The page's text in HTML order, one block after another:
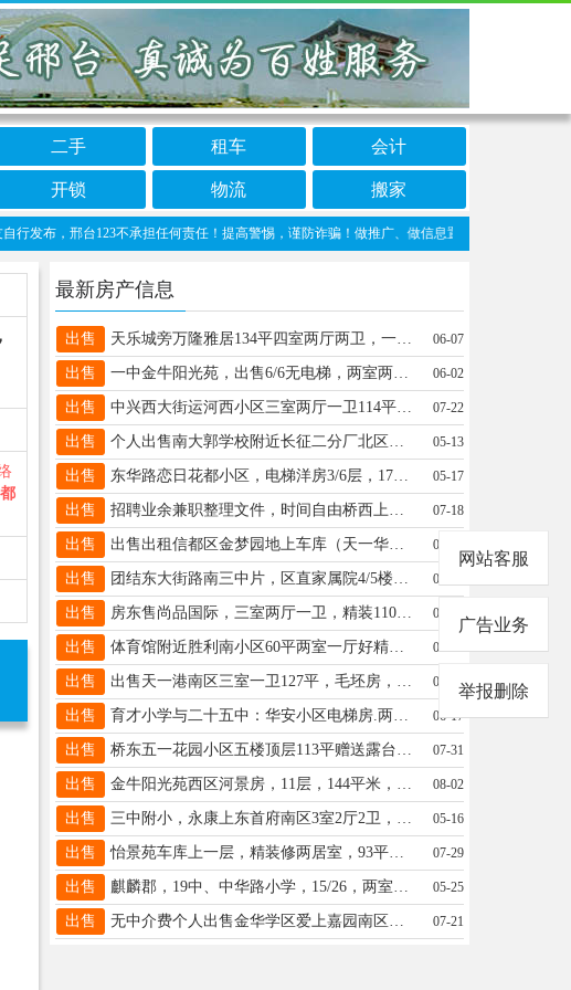
二手 租车 会计
开锁 物流 搬家
发布，邢台123不承担任何责任！提高警惕，谨防诈骗！做推广、做信息置顶！请加邢台123客
最新房产信息
出售 天乐城旁万隆雅居134平四室两厅两卫，一梯一户经典好户型，好楼层，老证99万18713957335 06-07
出售 一中金牛阳光苑，出售6/6无电梯，两室两厅一卫，19.2万，电话19933218257 06-02
出售 中兴西大街运河西小区三室两厅一卫114平有小房5层28万老证对面实验小学随时看有钥匙🔑15097903030 07-22
出售 个人出售南大郭学校附近长征二分厂北区单元房两室一厅4/6层老证18333963073 05-13
出售 东华路恋日花都小区，电梯洋房3/6层，171平，四室两厅两卫。有地下车库和储藏室，急售63万。13162668919 05-17
出售 招聘业余兼职整理文件，时间自由桥西上班，有意联系13930900680 07-18
出售 出售出租信都区金梦园地上车库（天一华府附近）可做仓库使用，联系☎13831993821 05-10
出售 团结东大街路南三中片，区直家属院4/5楼100平阳光三室57万，双气，家具家电齐全，地上小房，13784131958 07-08
出售 房东售尚品国际，三室两厅一卫，精装110平+10地下室，三中本部，15227635151，15631988450，87万 查看图片 06-06
出售 体育馆附近胜利南小区60平两室一厅好精装未住双气停车方便 有证可贷款仅售30多万13313396529微信同号有视频 07-13
出售 出售天一港南区三室一卫127平，毛坯房，有证，价格优惠联系电话15803193799 06-08
出售 育才小学与二十五中：华安小区电梯房.两室两厅.91㎡.老证税费低☎️15832984863 06-17
出售 桥东五一花园小区五楼顶层113平赠送露台14平电话13933721819 07-31
出售 金牛阳光苑西区河景房，11层，144平米，三室两厅两卫，南北通透，精装修，车位地下室，75万，15354091512 08-02
出售 三中附小，永康上东首府南区3室2厅2卫，114平。78万有证19131135185 05-16
出售 怡景苑车库上一层，精装修两居室，93平，老证可贷款，看房方便，出售47.9万，电话18103398023 07-29
出售 麒麟郡，19中、中华路小学，15/26，两室两厅，精装87平，老证，68万，车位另算。15630918963 05-25
出售 无中介费个人出售金华学区爱上嘉园南区全实木精装小跃层单元房一套109平米，两室两厅两卫，电话18831981885 查看图片 07-21
网站客服
广告业务
举报删除